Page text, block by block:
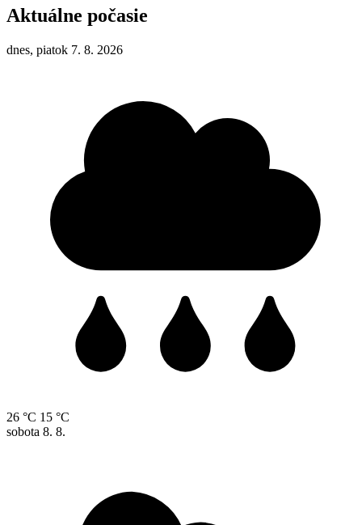
Aktuálne počasie
dnes, piatok 7. 8. 2026
26 °C 15 °C
sobota 8. 8.